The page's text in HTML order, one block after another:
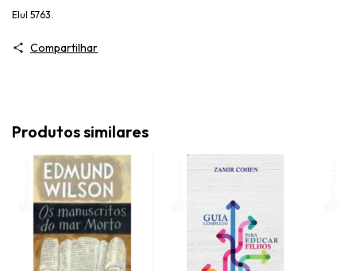
Elul 5763.
Compartilhar
Produtos similares